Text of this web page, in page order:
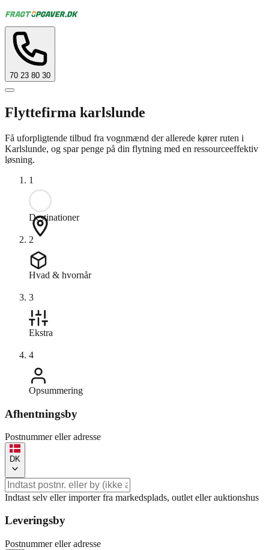
70 23 80 30
Flyttefirma karlslunde
Få uforpligtende tilbud fra vognmænd der allerede kører ruten i
Karlslunde, og spar penge på din flytning med en ressourceeffektiv
løsning.
1
Destinationer
2
Hvad & hvornår
3
Ekstra
4
Opsummering
Afhentningsby
Postnummer eller adresse
DK
Indtast selv eller importer fra markedsplads, outlet eller auktionshus
Leveringsby
Postnummer eller adresse